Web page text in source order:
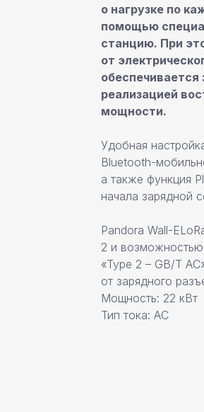
о нагрузке по
помощью
станцию. При
от
обеспечивается
реализацией
мощности.
Удобная
Bluetooth-
а также функция
начала зарядной
Pandora Wall-
2 и возможностью
«Type 2 – GB/T
от зарядного
Мощность: 22 кВт
Тип тока: AC